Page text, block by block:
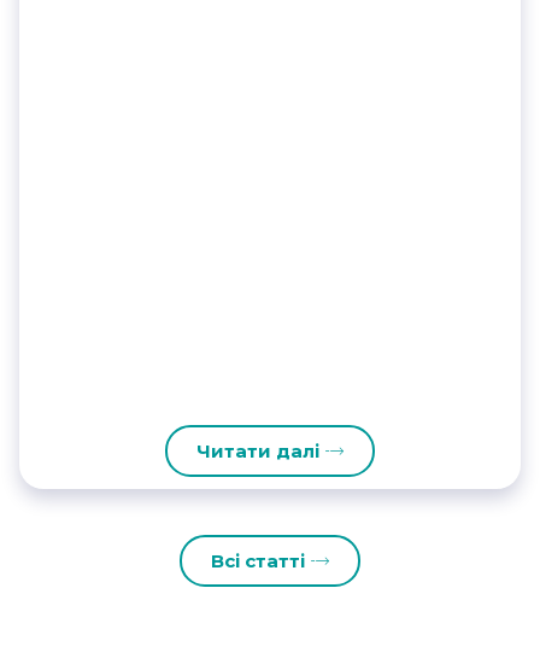
Читати далі
Всі статті